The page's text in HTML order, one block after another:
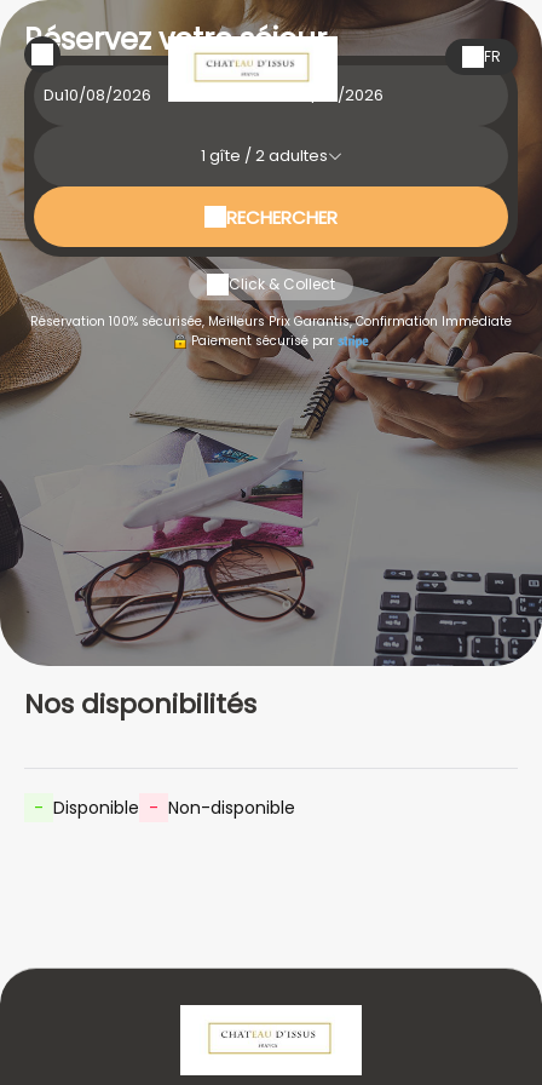
FR
Réservez votre séjour
Du
1 gîte /2adultes
RECHERCHER
Click & Collect
Réservation 100% sécurisée, Meilleurs Prix Garantis, Confirmation Immédiate
Paiement sécurisé par
Nos disponibilités
- Disponible - Non-disponible